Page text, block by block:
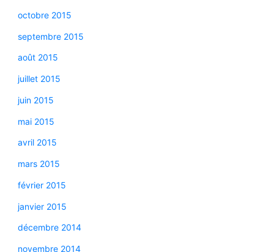
octobre 2015
septembre 2015
août 2015
juillet 2015
juin 2015
mai 2015
avril 2015
mars 2015
février 2015
janvier 2015
décembre 2014
novembre 2014